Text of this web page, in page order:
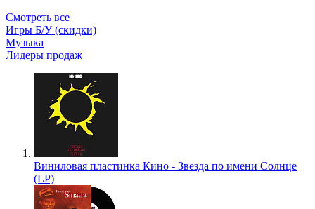
Смотреть все
Игры Б/У (скидки)
Музыка
Лидеры продаж
Виниловая пластинка Кино - Звезда по имени Солнце
(LP)